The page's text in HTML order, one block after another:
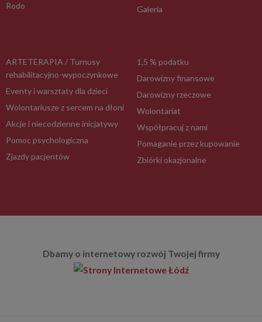
Rodo
Galeria
ARTETERAPIA / Turnusy
rehabilitacyjno-wypoczynkowe
Eventy i warsztaty dla dzieci
Wolontariusze z sercem na dłoni
Akcje i niecodzienne inicjatywy
Pomoc psychologiczna
Zjazdy pacjentów
1,5 % podatku
Darowizny finansowe
Darowizny rzeczowe
Wolontariat
Współpracuj z nami
Pomaganie przez kupowanie
Zbiórki okazjonalne
Dbamy o internetowy rozwój Twojej firmy